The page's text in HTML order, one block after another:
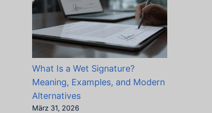
What Is a Wet Signature?
Meaning, Examples, and Modern
Alternatives
März 31, 2026